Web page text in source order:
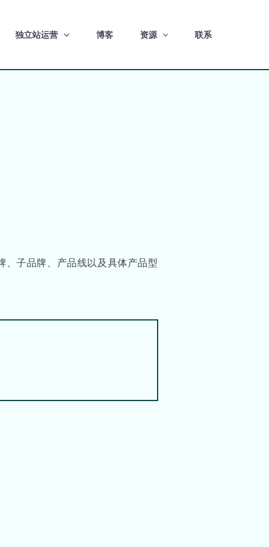
独立站运营 博客 资源 联系
子品牌、产品线以及具体产品型